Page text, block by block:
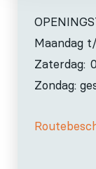
Maandag
Zaterdag:
Zondag: